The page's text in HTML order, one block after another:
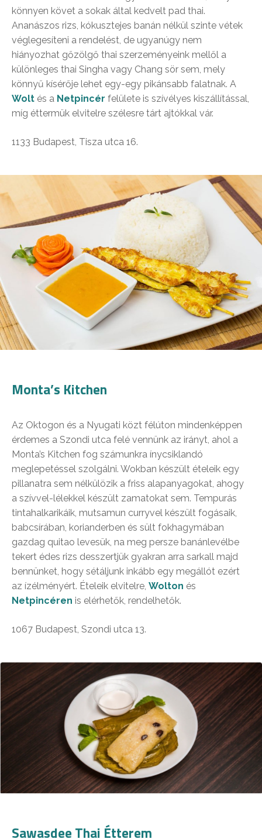
könnyen követ a sokak által kedvelt pad thai.
Ananászos rizs, kókusztejes banán nélkül szinte vétek
véglegesíteni a rendelést, de ugyanúgy nem
hiányozhat gőzölgő thai szerzeményeink mellől a
különleges thai Singha vagy Chang sör sem, mely
könnyű kísérője lehet egy-egy pikánsabb falatnak. A
Wolt és a Netpincér felülete is szívélyes kiszállítással,
míg éttermük elvitelre szélesre tárt ajtókkal vár.
1133 Budapest, Tisza utca 16.
Monta’s Kitchen
Az Oktogon és a Nyugati közt félúton mindenképpen
érdemes a Szondi utca felé vennünk az irányt, ahol a
Monta’s Kitchen fog számunkra ínycsiklandó
meglepetéssel szolgálni. Wokban készült ételeik egy
pillanatra sem nélkülözik a friss alapanyagokat, ahogy
a szívvel-lélekkel készült zamatokat sem. Tempurás
tintahalkarikáik, mutsamun curryvel készült fogásaik,
babcsírában, korianderben és sült fokhagymában
gazdag quitao levesük, na meg persze banánlevélbe
tekert édes rizs desszertjük gyakran arra sarkall majd
bennünket, hogy sétáljunk inkább egy megállót ezért
az ízélményért. Ételeik elvitelre, Wolton és
Netpincéren is elérhetők, rendelhetők.
1067 Budapest, Szondi utca 13.
Sawasdee Thai Étterem